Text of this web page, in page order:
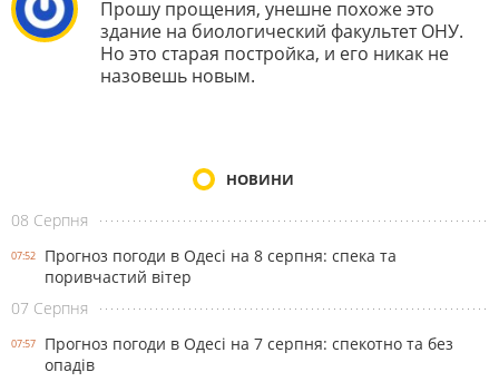
Прошу прощения, унешне похоже это
здание на биологический факультет ОНУ.
Но это старая постройка, и его никак не
назовешь новым.
НОВИНИ
08 Серпня
07:52
Прогноз погоди в Одесі на 8 серпня: спека та
поривчастий вітер
07 Серпня
07:57
Прогноз погоди в Одесі на 7 серпня: спекотно та без
опадів